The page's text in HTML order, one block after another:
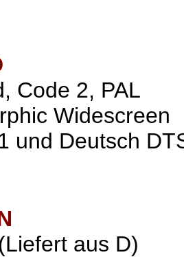
Code 2, PAL
Widescreen
und Deutsch
(Liefert aus D)